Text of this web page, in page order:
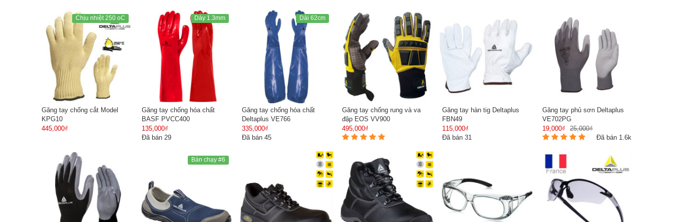
Chịu nhiệt 250 oC
Găng tay chống cắt Model
KPG10
445,000₫
Dày 1.3mm
Găng tay chống hóa chất
BASF PVCC400
135,000₫
Đã bán 29
Dài 62cm
Găng tay chống hóa chất
Deltaplus VE766
335,000₫
Đã bán 45
Găng tay chống rung và va
đập EOS VV900
495,000₫
Găng tay hàn tig Deltaplus
FBN49
115,000₫
Đã bán 31
Găng tay phủ sơn Deltaplus
VE702PG
19,000₫
25,000₫
Đã bán 1.6k
Bán chạy #6